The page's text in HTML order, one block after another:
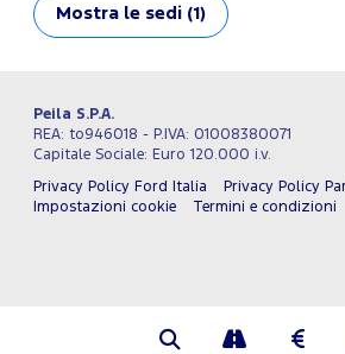
Mostra le sedi (1)
Peila S.P.A.
REA: to946018 - P.IVA: 01008380071
Capitale Sociale: Euro 120.000 i.v.
Privacy Policy Ford Italia Privacy Policy
Impostazioni cookie
Termini e condizioni